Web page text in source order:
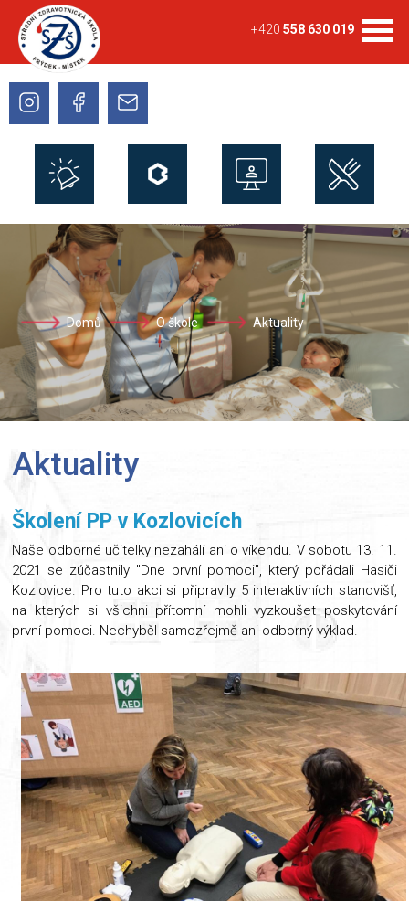
+420 558 630 019
Domů O škole Aktuality
Aktuality
Školení PP v Kozlovicích
Naše odborné učitelky nezahálí ani o víkendu. V sobotu 13. 11.
2021 se zúčastnily "Dne první pomoci", který pořádali Hasiči
Kozlovice. Pro tuto akci si připravily 5 interaktivních stanovišť,
na kterých si všichni přítomní mohli vyzkoušet poskytování
první pomoci. Nechyběl samozřejmě ani odborný výklad.